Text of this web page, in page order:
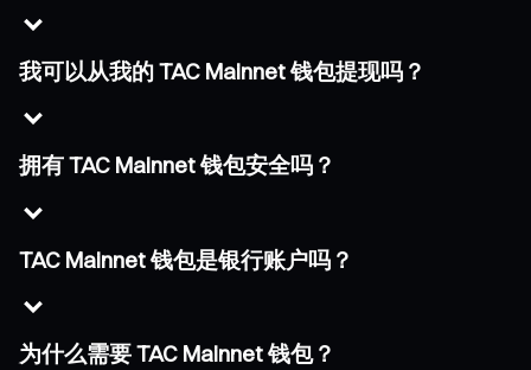
我可以从我的 TAC Mainnet 钱包提现吗？
拥有 TAC Mainnet 钱包安全吗？
TAC Mainnet 钱包是银行账户吗？
为什么需要 TAC Mainnet 钱包？